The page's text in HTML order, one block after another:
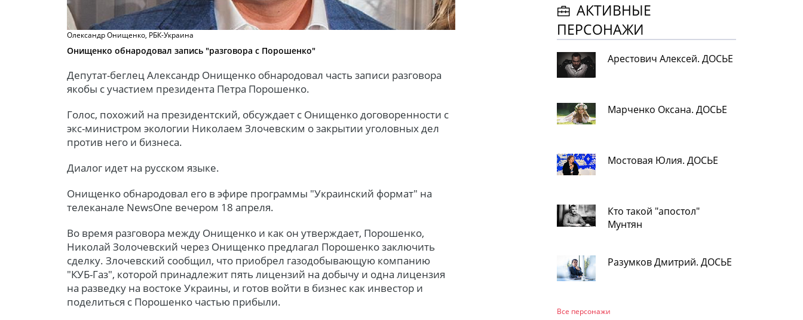
Олександр Онищенко, РБК-Украина
Онищенко обнародовал запись "разговора с Порошенко"
Депутат-беглец Александр Онищенко обнародовал часть записи разговора
якобы с участием президента Петра Порошенко.
Голос, похожий на президентский, обсуждает с Онищенко договоренности с
экс-министром экологии Николаем Злочевским о закрытии уголовных дел
против него и бизнеса.
Диалог идет на русском языке.
Онищенко обнародовал его в эфире программы "Украинский формат" на
телеканале NewsOne вечером 18 апреля.
Во время разговора между Онищенко и как он утверждает, Порошенко,
Николай Золочевский через Онищенко предлагал Порошенко заключить
сделку. Злочевский сообщил, что приобрел газодобывающую компанию
"КУБ-Газ", которой принадлежит пять лицензий на добычу и одна лицензия
на разведку на востоке Украины, и готов войти в бизнес как инвестор и
поделиться с Порошенко частью прибыли.
АКТИВНЫЕ
ПЕРСОНАЖИ
Арестович Алексей. ДОСЬЕ
Марченко Оксана. ДОСЬЕ
Мостовая Юлия. ДОСЬЕ
Кто такой "апостол"
Мунтян
Разумков Дмитрий. ДОСЬЕ
Все персонажи